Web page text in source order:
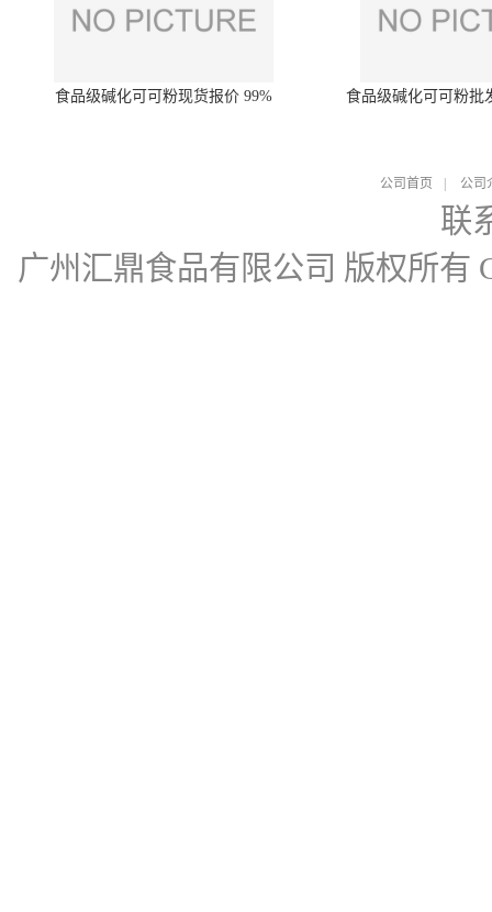
食品级碱化可可粉现货报价 99% 食品级碱化可可粉批
公司首页 公司
联
广州汇鼎食品有限公司 版权所有